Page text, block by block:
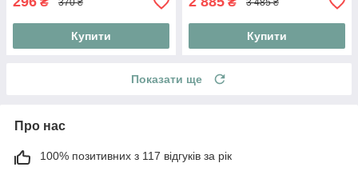
370 ₴
Купити
3 485 ₴
Купити
Показати ще
Про нас
100% позитивних з 117 відгуків за рік